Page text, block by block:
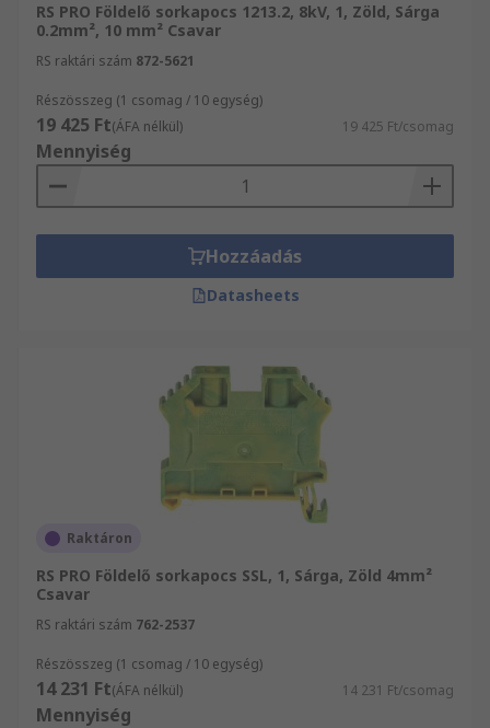
RS PRO Földelő sorkapocs 1213.2, 8kV, 1, Zöld, Sárga
0.2mm², 10 mm² Csavar
RS raktári szám 872-5621
Részösszeg (1 csomag / 10 egység)
19 425 Ft(ÁFA nélkül) 19 425 Ft/csomag
Mennyiség
Hozzáadás
Datasheets
Raktáron
RS PRO Földelő sorkapocs SSL, 1, Sárga, Zöld 4mm²
Csavar
RS raktári szám 762-2537
Részösszeg (1 csomag / 10 egység)
14 231 Ft(ÁFA nélkül) 14 231 Ft/csomag
Mennyiség